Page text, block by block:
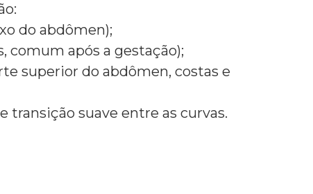
do abdômen);
comum após a gestação);
superior do abdômen, costas e
suave entre as curvas.